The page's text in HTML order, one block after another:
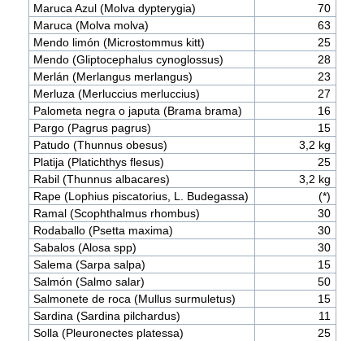
Maruca Azul (Molva dypterygia)
70
Maruca (Molva molva)
63
Mendo limón (Microstommus kitt)
25
Mendo (Gliptocephalus cynoglossus)
28
Merlán (Merlangus merlangus)
23
Merluza (Merluccius merluccius)
27
Palometa negra o japuta (Brama brama)
16
Pargo (Pagrus pagrus)
15
Patudo (Thunnus obesus)
3,2 kg
Platija (Platichthys flesus)
25
Rabil (Thunnus albacares)
3,2 kg
Rape (Lophius piscatorius, L. Budegassa)
(*)
Ramal (Scophthalmus rhombus)
30
Rodaballo (Psetta maxima)
30
Sabalos (Alosa spp)
30
Salema (Sarpa salpa)
15
Salmón (Salmo salar)
50
Salmonete de roca (Mullus surmuletus)
15
Sardina (Sardina pilchardus)
11
Solla (Pleuronectes platessa)
25